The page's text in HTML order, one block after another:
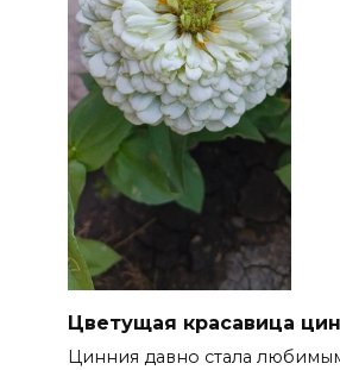
Цветущая красавица
Цинния давно стала